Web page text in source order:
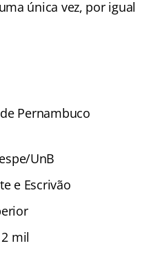
única vez, por igual
Pernambuco
UnB
e Escrivão
mil